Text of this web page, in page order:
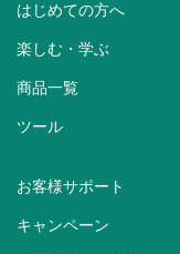
はじめての方へ
楽しむ・学ぶ
商品一覧
ツール
お客様サポート
キャンペーン